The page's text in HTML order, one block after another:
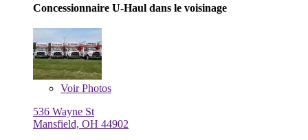
Concessionnaire U-Haul dans le voisinage
VoirPhotos
536 Wayne St
Mansfield, OH 44902